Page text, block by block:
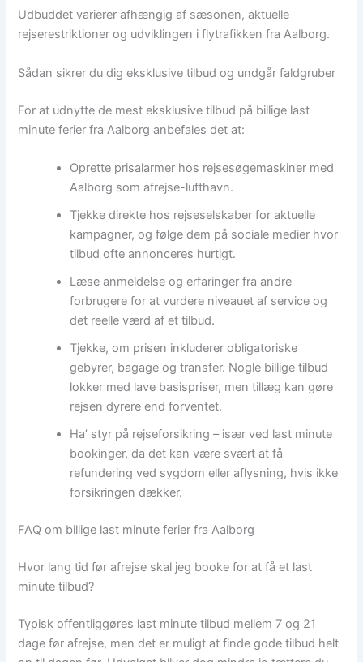
Udbuddet varierer afhængig af sæsonen, aktuelle
rejserestriktioner og udviklingen i flytrafikken fra Aalborg.
Sådan sikrer du dig eksklusive tilbud og undgår faldgruber
For at udnytte de mest eksklusive tilbud på billige last
minute ferier fra Aalborg anbefales det at:
Oprette prisalarmer hos rejsesøgemaskiner med
Aalborg som afrejse-lufthavn.
Tjekke direkte hos rejseselskaber for aktuelle
kampagner, og følge dem på sociale medier hvor
tilbud ofte annonceres hurtigt.
Læse anmeldelse og erfaringer fra andre
forbrugere for at vurdere niveauet af service og
det reelle værd af et tilbud.
Tjekke, om prisen inkluderer obligatoriske
gebyrer, bagage og transfer. Nogle billige tilbud
lokker med lave basispriser, men tillæg kan gøre
rejsen dyrere end forventet.
Ha’ styr på rejseforsikring – især ved last minute
bookinger, da det kan være svært at få
refundering ved sygdom eller aflysning, hvis ikke
forsikringen dækker.
FAQ om billige last minute ferier fra Aalborg
Hvor lang tid før afrejse skal jeg booke for at få et last
minute tilbud?
Typisk offentliggøres last minute tilbud mellem 7 og 21
dage før afrejse, men det er muligt at finde gode tilbud helt